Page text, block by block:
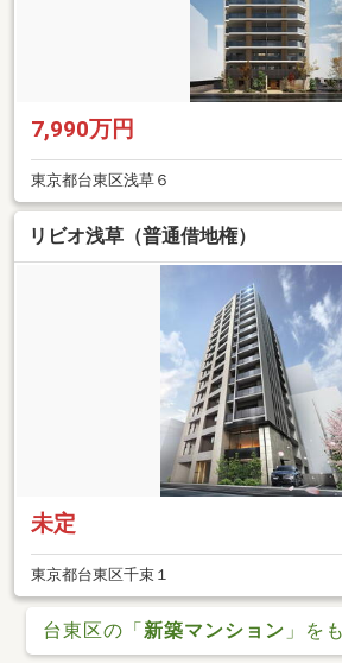
7,990万円
東京都台東区浅草６
リビオ浅草（普通借地権）
未定
東京都台東区千束１
台東区の「新築マンション 」を